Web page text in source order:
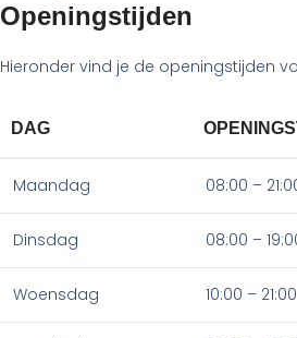
Openingstijden
Hieronder vind je de openingstijden
DAG
Maandag 08:00 –
Dinsdag 08:00 –
Woensdag 10:00 – 21:00